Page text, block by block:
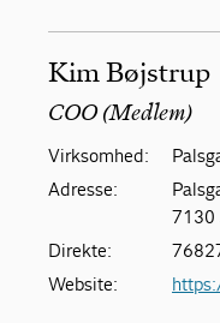
Kim Bøjstrup
COO (Medlem)
Virksomhed:
Adresse:
7130
Direkte:
Website: